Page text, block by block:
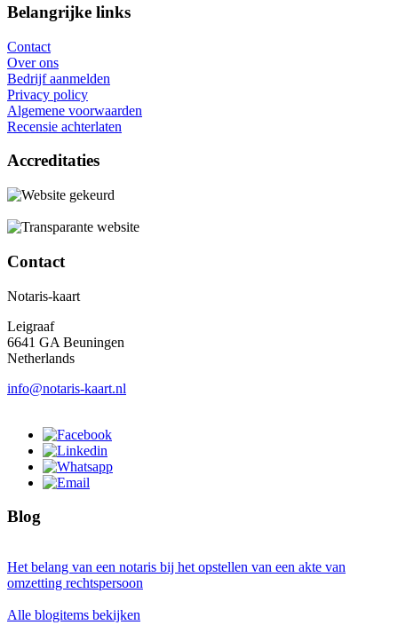
Belangrijke links
Contact
Over ons
Bedrijf aanmelden
Privacy policy
Algemene voorwaarden
Recensie achterlaten
Accreditaties
Contact
Notaris-kaart
Leigraaf
6641 GA Beuningen
Netherlands
info@notaris-kaart.nl
Blog
Het belang van een notaris bij het opstellen van een akte van
omzetting rechtspersoon
Alle blogitems bekijken